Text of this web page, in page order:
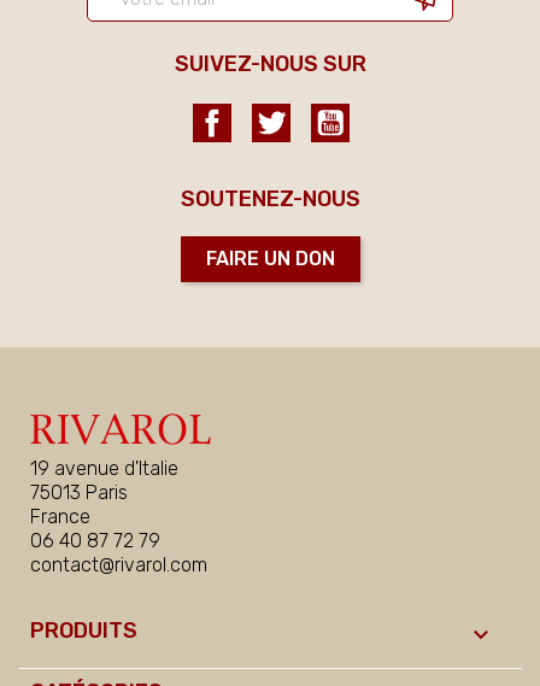
SUIVEZ-NOUS SUR
FacebookTwitter
SOUTENEZ-NOUS
FAIRE UN DON
19 avenue d'Italie
75013 Paris
France
06 40 87 72 79
contact@rivarol.com
PRODUITS 